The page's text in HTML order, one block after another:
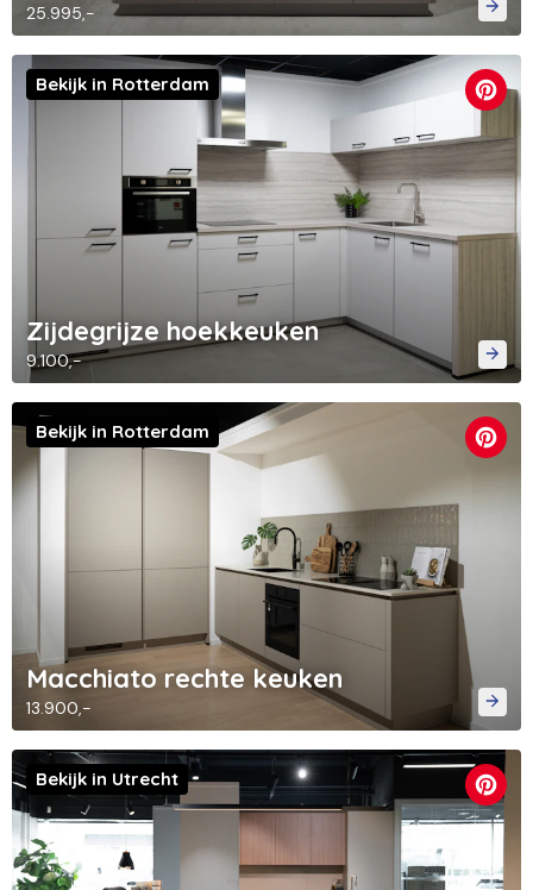
25.995,-
Zijdegrijze hoekkeuken
9.100,-
Bekijk in Rotterdam
Macchiato rechte keuken
13.900,-
Bekijk in Rotterdam
Bekijk in Utrecht